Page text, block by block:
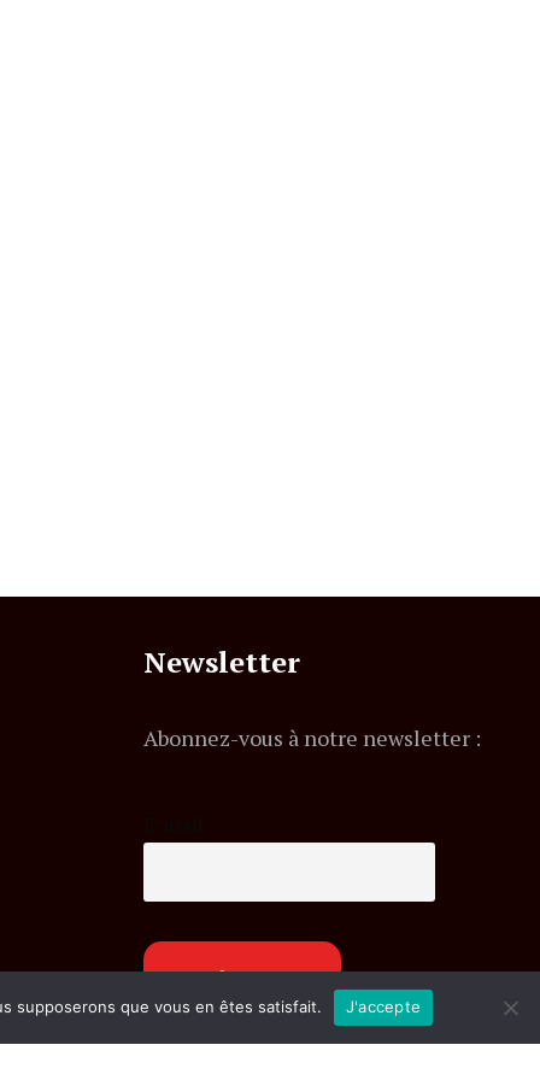
Newsletter
Abonnez-vous à notre newsletter :
supposerons que vous en êtes satisfait. J'accepte